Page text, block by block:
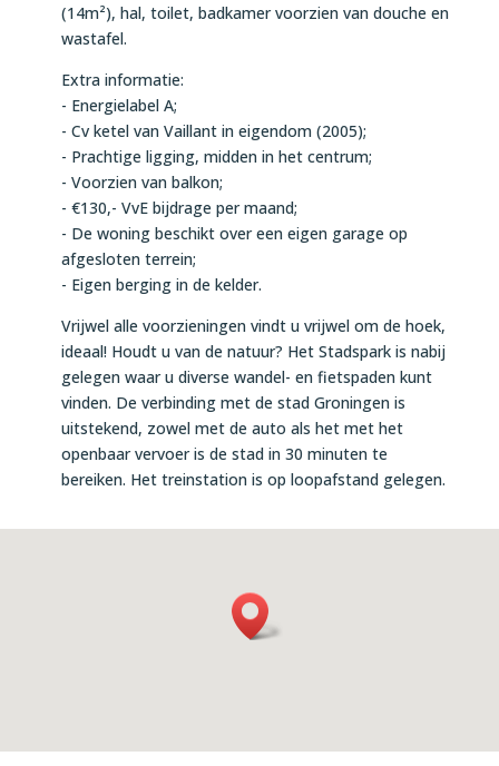
(14m²), hal, toilet, badkamer voorzien van douche en
wastafel.
Extra informatie:
- Energielabel A;
- Cv ketel van Vaillant in eigendom (2005);
- Prachtige ligging, midden in het centrum;
- Voorzien van balkon;
- €130,- VvE bijdrage per maand;
- De woning beschikt over een eigen garage op
afgesloten terrein;
- Eigen berging in de kelder.
Vrijwel alle voorzieningen vindt u vrijwel om de hoek,
ideaal! Houdt u van de natuur? Het Stadspark is nabij
gelegen waar u diverse wandel- en fietspaden kunt
vinden. De verbinding met de stad Groningen is
uitstekend, zowel met de auto als het met het
openbaar vervoer is de stad in 30 minuten te
bereiken. Het treinstation is op loopafstand gelegen.